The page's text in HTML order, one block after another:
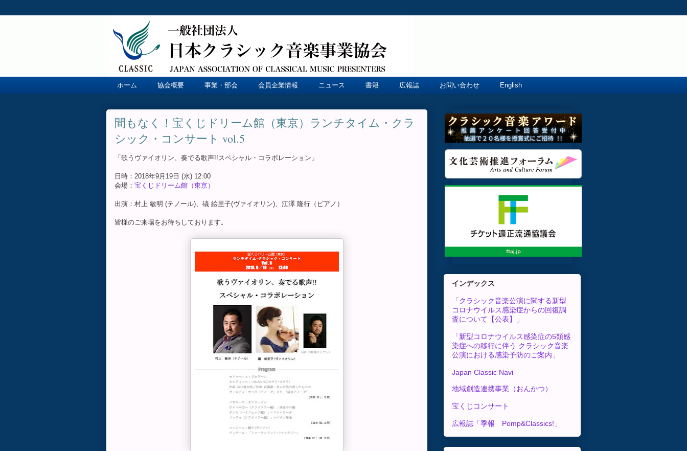
ホーム 協会概要 事業・部会 会員企業情報 ニュース 書籍 広報誌 お問い合わせ English
間もなく！宝くじドリーム館（東京）ランチタイム・クラ
シック・コンサート vol.5
「歌うヴァイオリン、奏でる歌声!!スペシャル・コラボレーション」
日時：2018年9月19日 (水) 12:00
会場： 宝くじドリーム館（東京）
出演：村上 敏明 (テノール)、礒 絵里子(ヴァイオリン)、江澤 隆行（ピアノ）
皆様のご来場をお待ちしております。
インデックス
「クラシック音楽公演に関する新型
コロナウイルス感染症からの回復調
査について【公表】」
「新型コロナウイルス感染症の5類感
染症への移行に伴う クラシック音楽
公演における感染予防のご案内」
Japan Classic Navi
地域創造連携事業（おんかつ）
宝くじコンサート
広報誌「季報 Pomp&Classics!」